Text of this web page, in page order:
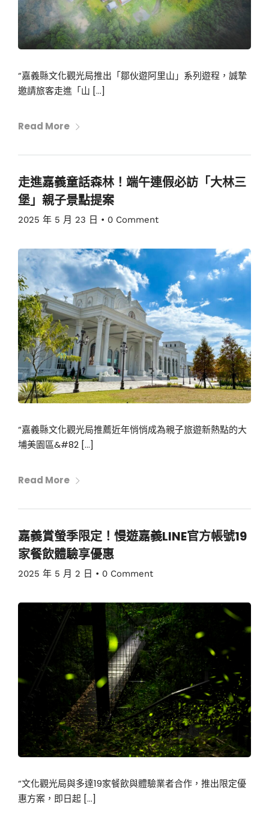
“嘉義縣文化觀光局推出「鄒伙遊阿里山」系列遊程，誠摯
邀請旅客走進「山 […]
Read More
走進嘉義童話森林！端午連假必訪「大林三
堡」親子景點提案
2025 年 5 月 23 日 • 0 Comment
“嘉義縣文化觀光局推薦近年悄悄成為親子旅遊新熱點的大
埔美園區&#82 […]
Read More
嘉義賞螢季限定！慢遊嘉義LINE官方帳號19
家餐飲體驗享優惠
2025 年 5 月 2 日 • 0 Comment
“文化觀光局與多達19家餐飲與體驗業者合作，推出限定優
惠方案，即日起 […]